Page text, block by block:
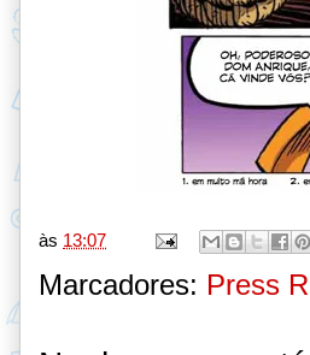
às 13:07
Marcadores: Press